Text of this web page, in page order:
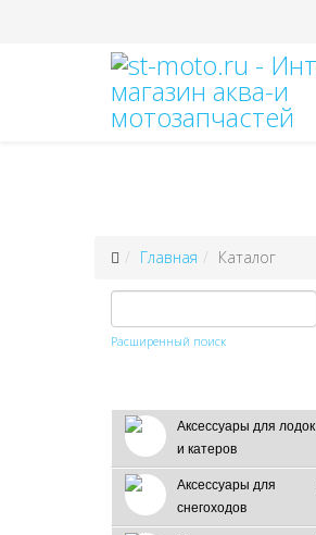
Главная Каталог
Расширенный поиск
Аксессуары для лодок
и катеров
Аксессуары для
снегоходов